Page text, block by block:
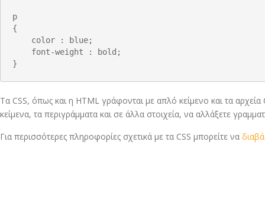
p
{
color : blue;
font-weight : bold;
}
Τα CSS, όπως και η HTML γράφονται με απλό κείμενο και τα
κείμενα, τα περιγράμματα και σε άλλα στοιχεία, να αλλάξετε
Για περισσότερες πληροφορίες σχετικά με τα CSS μπορείτε να